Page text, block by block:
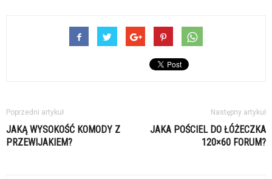
Poprzedni artykuł
JAKĄ WYSOKOŚĆ KOMODY Z
PRZEWIJAKIEM?
Następny artykuł
JAKA POŚCIEL DO ŁÓŻECZKA
120×60 FORUM?